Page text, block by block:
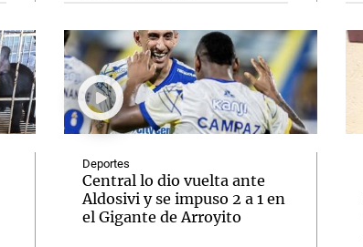
Deportes
Central lo dio vuelta ante
Aldosivi y se impuso 2 a 1 en
el Gigante de ArroyitoNotas